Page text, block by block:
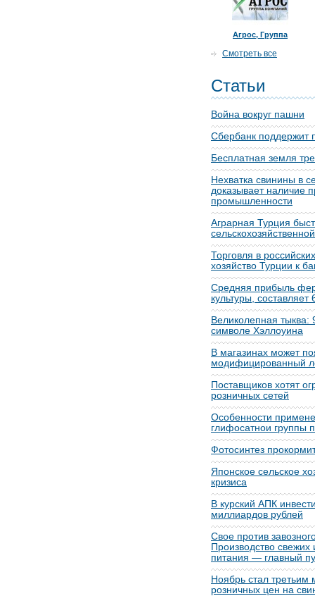
Агрос, Группа
Смотреть все
Статьи
Война вокруг пашни
Сбербанк поддержит
Бесплатная земля
Нехватка свинины в
доказывает наличие
промышленности
Аграрная Турция
Торговля в
хозяйство Турции к
Средняя прибыль
культуры, составляет
Великолепная тыква:
символе Хэллоуина
В магазинах может
модифицированный
Поставщиков хотят
розничных сетей
Особенности
глифосатнои группы
Фотосинтез
Японское сельское
кризиса
В курский АПК
миллиардов рублей
Свое против
Производство свежих
питания — главный
Ноябрь стал
розничных цен на